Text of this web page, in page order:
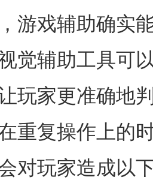
游戏辅助确实
觉辅助工具可
玩家更准确地
重复操作上的
对玩家造成以